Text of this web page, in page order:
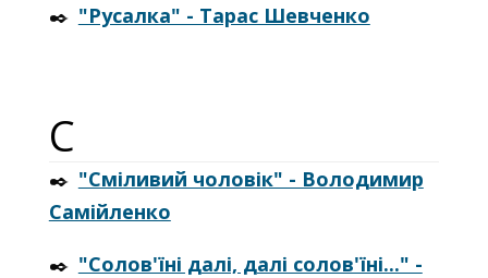
✒️ "Русалка" - Тарас Шевченко
С
✒️ "Сміливий чоловік" - Володимир
Самійленко
✒️ "Солов'їні далі, далі солов'їні..." -